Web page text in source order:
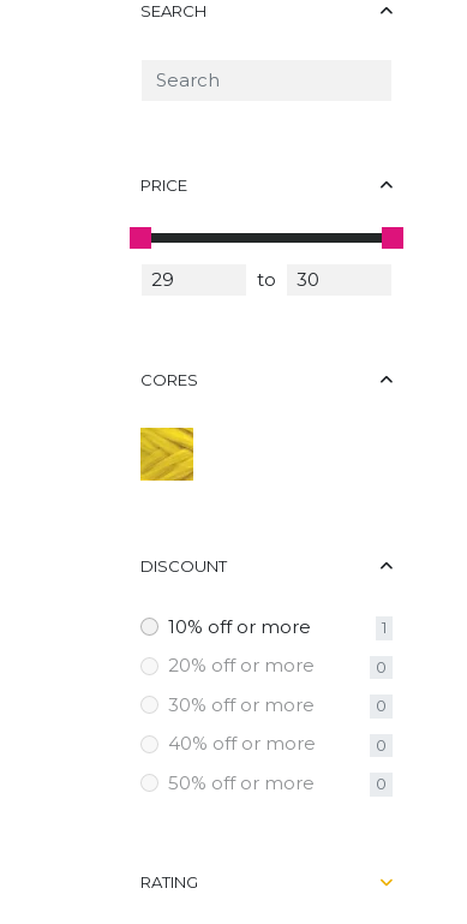
SEARCH
PRICE
to
CORES
DISCOUNT
10% off or more 1
20% off or more 0
30% off or more 0
40% off or more 0
50% off or more 0
RATING